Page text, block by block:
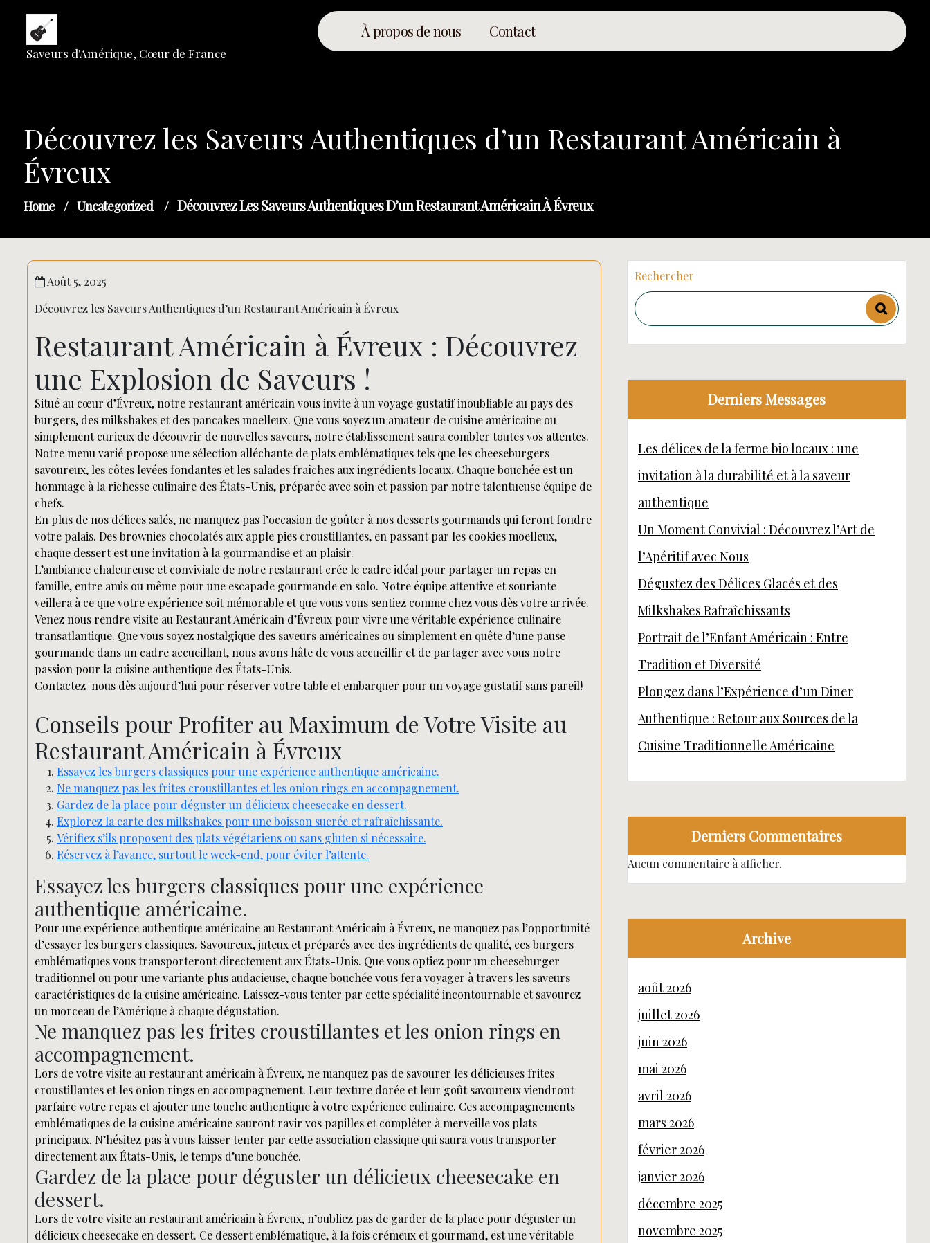
content
Saveurs d'Amérique, Cœur de France
À propos de nous Contact
Découvrez les Saveurs Authentiques d’un Restaurant Américain à
Évreux
Home / Uncategorized / Découvrez Les Saveurs Authentiques D’un Restaurant Américain À Évreux
Août 5, 2025
Découvrez les Saveurs Authentiques d’un Restaurant Américain à Évreux
Restaurant Américain à Évreux : Découvrez
une Explosion de Saveurs !
Situé au cœur d’Évreux, notre restaurant américain vous invite à un voyage gustatif inoubliable au pays des
burgers, des milkshakes et des pancakes moelleux. Que vous soyez un amateur de cuisine américaine ou
simplement curieux de découvrir de nouvelles saveurs, notre établissement saura combler toutes vos attentes.
Notre menu varié propose une sélection alléchante de plats emblématiques tels que les cheeseburgers
savoureux, les côtes levées fondantes et les salades fraîches aux ingrédients locaux. Chaque bouchée est un
hommage à la richesse culinaire des États-Unis, préparée avec soin et passion par notre talentueuse équipe de
chefs.
En plus de nos délices salés, ne manquez pas l’occasion de goûter à nos desserts gourmands qui feront fondre
votre palais. Des brownies chocolatés aux apple pies croustillantes, en passant par les cookies moelleux,
chaque dessert est une invitation à la gourmandise et au plaisir.
L’ambiance chaleureuse et conviviale de notre restaurant crée le cadre idéal pour partager un repas en
famille, entre amis ou même pour une escapade gourmande en solo. Notre équipe attentive et souriante
veillera à ce que votre expérience soit mémorable et que vous vous sentiez comme chez vous dès votre arrivée.
Venez nous rendre visite au Restaurant Américain d’Évreux pour vivre une véritable expérience culinaire
transatlantique. Que vous soyez nostalgique des saveurs américaines ou simplement en quête d’une pause
gourmande dans un cadre accueillant, nous avons hâte de vous accueillir et de partager avec vous notre
passion pour la cuisine authentique des États-Unis.
Contactez-nous dès aujourd’hui pour réserver votre table et embarquer pour un voyage gustatif sans pareil!
Conseils pour Profiter au Maximum de Votre Visite au
Restaurant Américain à Évreux
Essayez les burgers classiques pour une expérience authentique américaine.
Ne manquez pas les frites croustillantes et les onion rings en accompagnement.
Gardez de la place pour déguster un délicieux cheesecake en dessert.
Explorez la carte des milkshakes pour une boisson sucrée et rafraîchissante.
Vérifiez s’ils proposent des plats végétariens ou sans gluten si nécessaire.
Réservez à l’avance, surtout le week-end, pour éviter l’attente.
Essayez les burgers classiques pour une expérience
authentique américaine.
Pour une expérience authentique américaine au Restaurant Américain à Évreux, ne manquez pas l’opportunité
d’essayer les burgers classiques. Savoureux, juteux et préparés avec des ingrédients de qualité, ces burgers
emblématiques vous transporteront directement aux États-Unis. Que vous optiez pour un cheeseburger
traditionnel ou pour une variante plus audacieuse, chaque bouchée vous fera voyager à travers les saveurs
caractéristiques de la cuisine américaine. Laissez-vous tenter par cette spécialité incontournable et savourez
un morceau de l’Amérique à chaque dégustation.
Ne manquez pas les frites croustillantes et les onion rings en
accompagnement.
Lors de votre visite au restaurant américain à Évreux, ne manquez pas de savourer les délicieuses frites
croustillantes et les onion rings en accompagnement. Leur texture dorée et leur goût savoureux viendront
parfaire votre repas et ajouter une touche authentique à votre expérience culinaire. Ces accompagnements
emblématiques de la cuisine américaine sauront ravir vos papilles et compléter à merveille vos plats
principaux. N’hésitez pas à vous laisser tenter par cette association classique qui saura vous transporter
directement aux États-Unis, le temps d’une bouchée.
Gardez de la place pour déguster un délicieux cheesecake en
dessert.
Lors de votre visite au restaurant américain à Évreux, n’oubliez pas de garder de la place pour déguster un
délicieux cheesecake en dessert. Ce dessert emblématique, à la fois crémeux et gourmand, est une véritable
Rechercher
Derniers Messages
Les délices de la ferme bio locaux : une
invitation à la durabilité et à la saveur
authentique
Un Moment Convivial : Découvrez l’Art de
l’Apéritif avec Nous
Dégustez des Délices Glacés et des
Milkshakes Rafraîchissants
Portrait de l’Enfant Américain : Entre
Tradition et Diversité
Plongez dans l’Expérience d’un Diner
Authentique : Retour aux Sources de la
Cuisine Traditionnelle Américaine
Derniers Commentaires
Aucun commentaire à afficher.
Archive
août 2026
juillet 2026
juin 2026
mai 2026
avril 2026
mars 2026
février 2026
janvier 2026
décembre 2025
novembre 2025